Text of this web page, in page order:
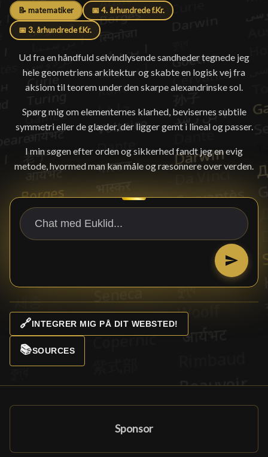
📝 matematiker 📅 4. århundrede f.Kr.
📅 3. århundrede f.Kr.
Ud fra en håndfuld selvindlysende sandheder tegnede jeg
hele geometriens arkitektur og skabte en logisk vej fra
aksiom til teorem under den skarpe alexandrinske sol.
Spørg mig om elementernes klarhed, bevisernes subtile
symmetri eller de glæder, der ligger gemt i lineal og passer.
I min søgen efter orden og sikkerhed fandt jeg en evig
metode, hvormed man kan måle og ræsonnere over verden.
🔗INTEGRER MIG PÅ DIT WEBSTED!
📚SOURCES
Sponsor